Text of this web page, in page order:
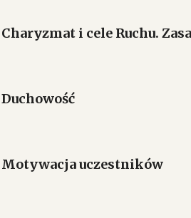
Charyzmat i cele Ruchu.
Duchowość
Motywacja uczestników